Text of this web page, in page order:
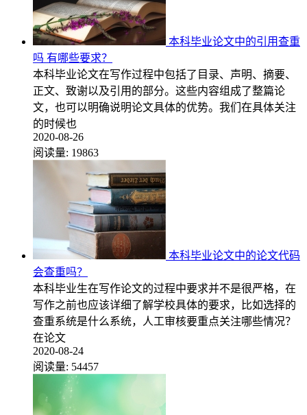
本科毕业论文中的引用查重
吗 有哪些要求？
本科毕业论文在写作过程中包括了目录、声明、摘要、
正文、致谢以及引用的部分。这些内容组成了整篇论
文，也可以明确说明论文具体的优势。我们在具体关注
的时候也
2020-08-26
阅读量: 19863
本科毕业论文中的论文代码
会查重吗？
本科毕业生在写作论文的过程中要求并不是很严格，在
写作之前也应该详细了解学校具体的要求，比如选择的
查重系统是什么系统，人工审核要重点关注哪些情况？
在论文
2020-08-24
阅读量: 54457